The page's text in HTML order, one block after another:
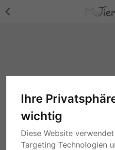
Ihre
wichtig
Diese Website
Targeting Technologien